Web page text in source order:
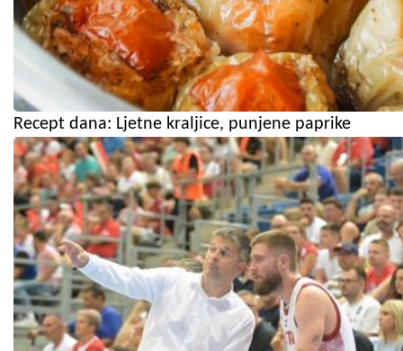
Recept dana: Ljetne kraljice, punjene paprike